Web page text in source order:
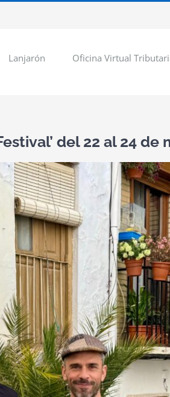
Lanjarón Oficina Virtual
del 22 al 24